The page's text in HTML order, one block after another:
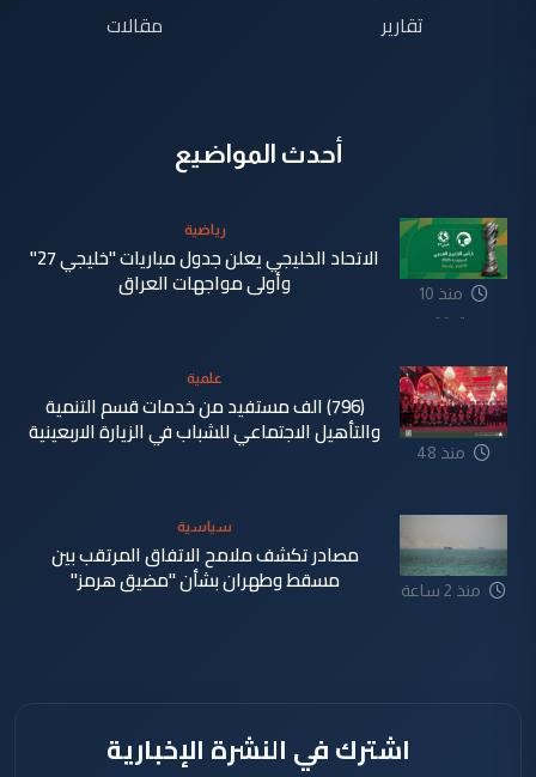
تقارير
مقالات
أحدث المواضيع
منذ 10
دقيقة
رياضية
الاتحاد الخليجي يعلن جدول مباريات "خليجي 27"
وأولى مواجهات العراق
منذ 48
علمية
(796) الف مستفيد من خدمات قسم التنمية
والتأهيل الاجتماعي للشباب في الزيارة الاربعينية
منذ 2 ساعة
سياسية
مصادر تكشف ملامح الاتفاق المرتقب بين
مسقط وطهران بشأن "مضيق هرمز"
اشترك في النشرة الإخبارية